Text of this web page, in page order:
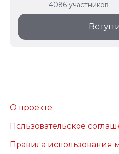
4086 участников
О проекте
Пользовательское
Правила использования